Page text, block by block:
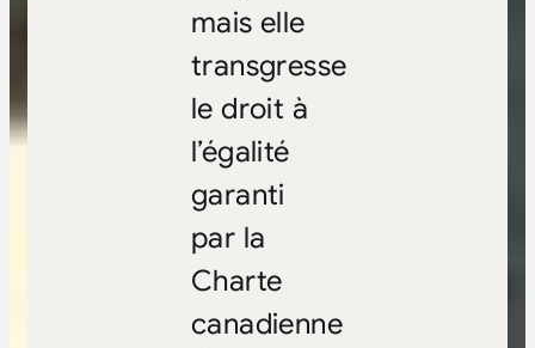
mais elle
transgresse
le droit à
l’égalité
garanti
par la
Charte
canadienne